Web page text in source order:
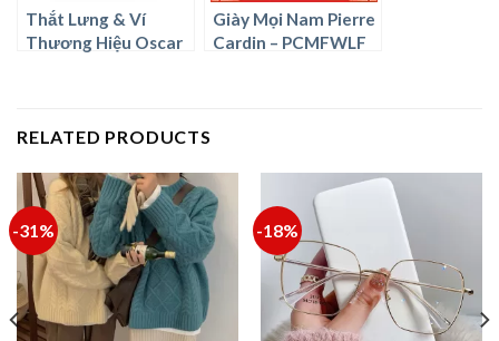
Thắt Lưng & Ví
Thương Hiệu Oscar
Giày Mọi Nam Pierre
Cardin – PCMFWLF
RELATED PRODUCTS
-31% -18%